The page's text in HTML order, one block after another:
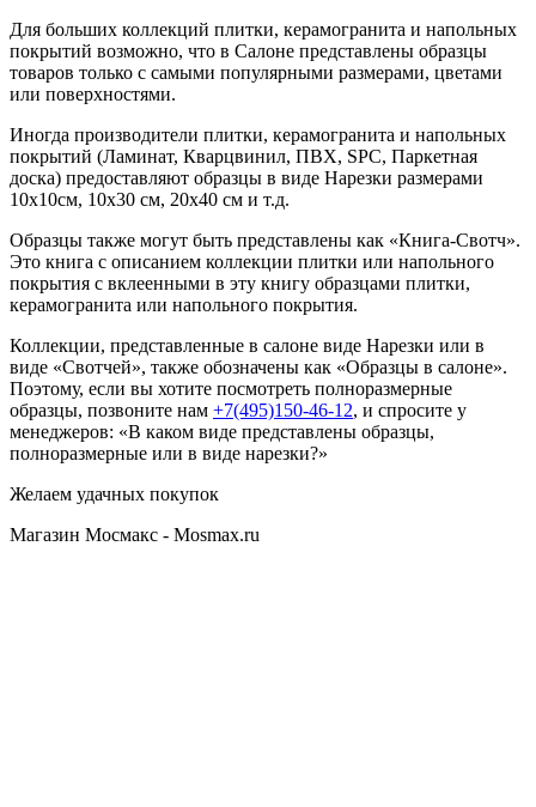
Для больших коллекций плитки, керамогранита и напольных
покрытий возможно, что в Салоне представлены образцы
товаров только с самыми популярными размерами, цветами
или поверхностями.
Иногда производители плитки, керамогранита и напольных
покрытий (Ламинат, Кварцвинил, ПВХ, SPC, Паркетная
доска) предоставляют образцы в виде Нарезки размерами
10х10см, 10х30 см, 20х40 см и т.д.
Образцы также могут быть представлены как «Книга-Свотч».
Это книга с описанием коллекции плитки или напольного
покрытия с вклеенными в эту книгу образцами плитки,
керамогранита или напольного покрытия.
Коллекции, представленные в салоне виде Нарезки или в
виде «Свотчей», также обозначены как «Образцы в салоне».
Поэтому, если вы хотите посмотреть полноразмерные
образцы, позвоните нам +7(495)150-46-12, и спросите у
менеджеров: «В каком виде представлены образцы,
полноразмерные или в виде нарезки?»
Желаем удачных покупок
Магазин Мосмакс - Mosmax.ru